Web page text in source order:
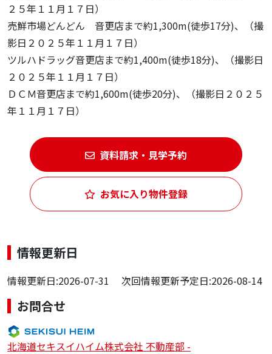
２５年１１月１７日）
売鮮市場どんどん 音更店まで約1,300m(徒歩17分)、（撮
影日２０２５年１１月１７日）
ツルハドラッグ音更店まで約1,400m(徒歩18分)、（撮影日
２０２５年１１月１７日）
ＤＣＭ音更店まで約1,600m(徒歩20分)、（撮影日２０２５
年１１月１７日）
資料請求・見学予約
お気に入り物件登録
情報更新日
情報更新日:2026-07-31 次回情報更新予定日:2026-08-14
お問合せ
北海道セキスイハイム株式会社 不動産部 -